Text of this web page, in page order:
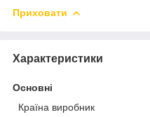
Приховати
Характеристики
Основні
Країна виробник